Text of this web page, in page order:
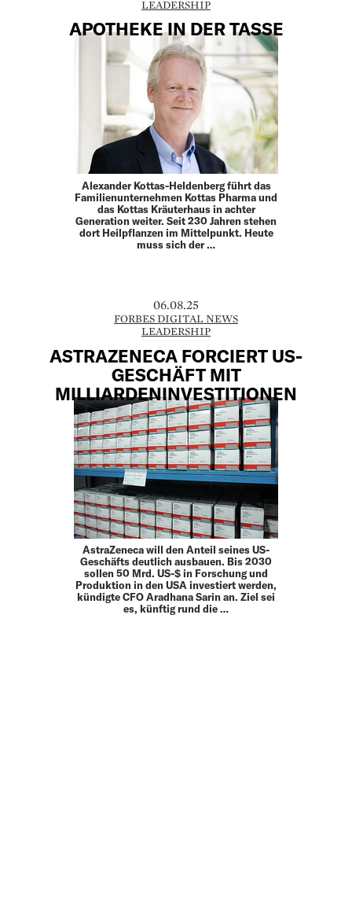
LEADERSHIP
APOTHEKE IN DER TASSE
Alexander Kottas-Heldenberg führt das
Familien­unternehmen Kottas Pharma und
das Kottas Kräuterhaus in achter
Generation weiter. Seit 230 Jahren stehen
dort Heilpflanzen im Mittelpunkt. Heute
muss sich der …
06.08.25
FORBES DIGITAL NEWS
LEADERSHIP
ASTRAZENECA FORCIERT US-
GESCHÄFT MIT
MILLIARDENINVESTITIONEN
AstraZeneca will den Anteil seines US-
Geschäfts deutlich ausbauen. Bis 2030
sollen 50 Mrd. US-$ in Forschung und
Produktion in den USA investiert werden,
kündigte CFO Aradhana Sarin an. Ziel sei
es, künftig rund die …